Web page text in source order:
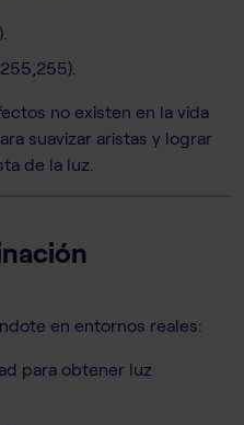
no existen en la vida
suavizar aristas y lograr
de la luz.
en entornos reales:
para obtener luz